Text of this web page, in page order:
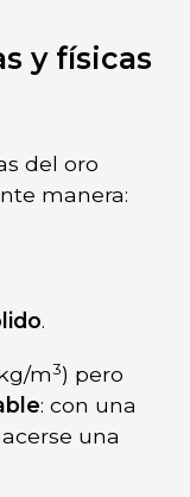
y físicas
del oro
manera:
.
m3) pero
: con una
una